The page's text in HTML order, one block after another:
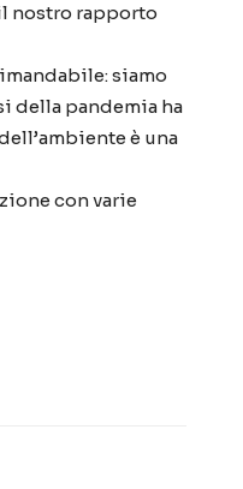
nostro rapporto
siamo
della pandemia ha
è una
con varie